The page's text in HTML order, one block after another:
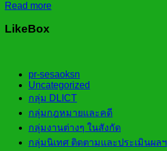
Read more
LikeBox
pr-sesaoksn
Uncategorized
กลุ่ม DLICT
กลุ่มกฎหมายและคดี
กลุ่มงานต่างๆ ในสังกัด
กลุ่มนิเทศ ติดตามและประเมินผลฯ